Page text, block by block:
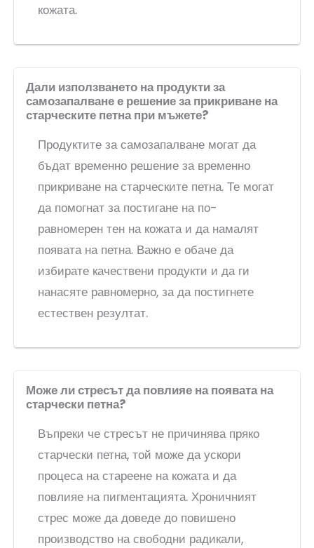
кожата.
Дали използването на продукти за
самозапалване е решение за прикриване на
старческите петна при мъжете?
Продуктите за самозапалване могат да
бъдат временно решение за временно
прикриване на старческите петна. Те могат
да помогнат за постигане на по-
равномерен тен на кожата и да намалят
появата на петна. Важно е обаче да
избирате качествени продукти и да ги
нанасяте равномерно, за да постигнете
естествен резултат.
Може ли стресът да повлияе на появата на
старчески петна?
Въпреки че стресът не причинява пряко
старчески петна, той може да ускори
процеса на стареене на кожата и да
повлияе на пигментацията. Хроничният
стрес може да доведе до повишено
производство на свободни радикали,